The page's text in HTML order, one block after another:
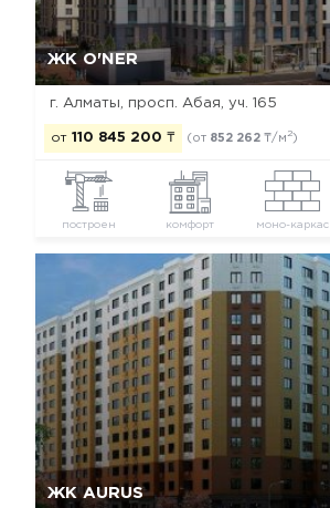
ЖК O'NER
г. Алматы, просп. Абая, уч. 165
от 110 845 200 ₸ (от 852 262 ₸/м 2)
построен комфорт моно-каркас
ЖК AURUS
Да, удалить